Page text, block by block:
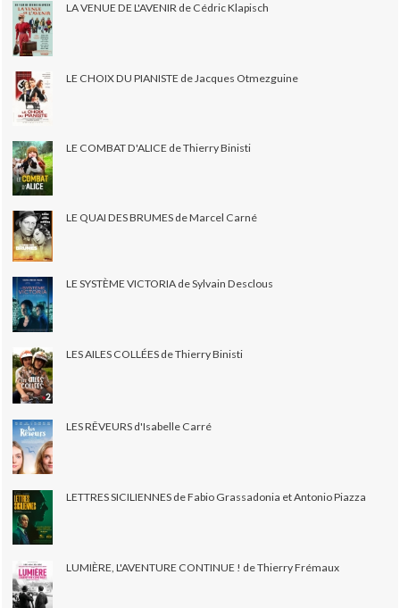
LA VENUE DE L'AVENIR de Cédric Klapisch
LE CHOIX DU PIANISTE de Jacques Otmezguine
LE COMBAT D'ALICE de Thierry Binisti
LE QUAI DES BRUMES de Marcel Carné
LE SYSTÈME VICTORIA de Sylvain Desclous
LES AILES COLLÉES de Thierry Binisti
LES RÊVEURS d'Isabelle Carré
LETTRES SICILIENNES de Fabio Grassadonia et Antonio Piazza
LUMIÈRE, L'AVENTURE CONTINUE ! de Thierry Frémaux